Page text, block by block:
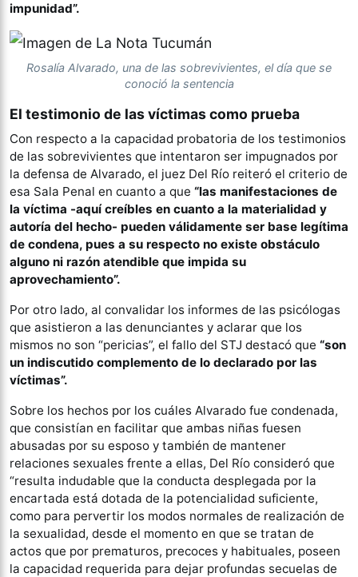
impunidad”.
Rosalía Alvarado, una de las sobrevivientes, el día que se
conoció la sentencia
El testimonio de las víctimas como prueba
Con respecto a la capacidad probatoria de los testimonios
de las sobrevivientes que intentaron ser impugnados por
la defensa de Alvarado, el juez Del Río reiteró el criterio de
esa Sala Penal en cuanto a que “las manifestaciones de
la víctima -aquí creíbles en cuanto a la materialidad y
autoría del hecho- pueden válidamente ser base legítima
de condena, pues a su respecto no existe obstáculo
alguno ni razón atendible que impida su
aprovechamiento”.
Por otro lado, al convalidar los informes de las psicólogas
que asistieron a las denunciantes y aclarar que los
mismos no son “pericias”, el fallo del STJ destacó que “son
un indiscutido complemento de lo declarado por las
víctimas”.
Sobre los hechos por los cuáles Alvarado fue condenada,
que consistían en facilitar que ambas niñas fuesen
abusadas por su esposo y también de mantener
relaciones sexuales frente a ellas, Del Río consideró que
“resulta indudable que la conducta desplegada por la
encartada está dotada de la potencialidad suficiente,
como para pervertir los modos normales de realización de
la sexualidad, desde el momento en que se tratan de
actos que por prematuros, precoces y habituales, poseen
la capacidad requerida para dejar profundas secuelas de